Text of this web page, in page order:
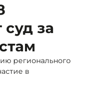
за
регионального
в